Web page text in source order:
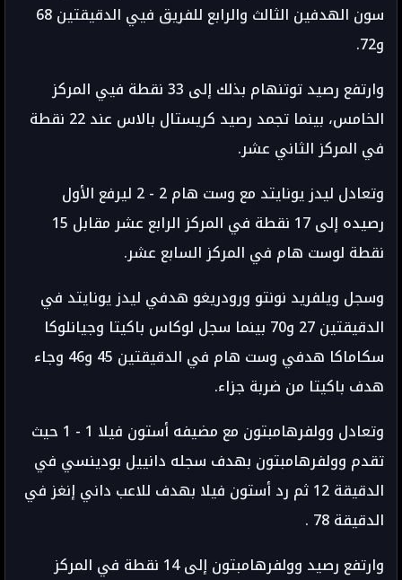
سون الهدفين الثالث والرابع للفريق فيي الدقيقتين 68
و72.
وارتفع رصيد توتنهام بذلك إلى 33 نقطة فيي المركز
الخامس، بينما تجمد رصيد كريستال بالاس عند 22 نقطة
في المركز الثاني عشر.
وتعادل ليدز يونايتد مع وست هام 2 - 2 ليرفع الأول
رصيده إلى 17 نقطة في المركز الرابع عشر مقابل 15
نقطة لوست هام في المركز السابع عشر.
وسجل ويلفريد نونتو ورودريغو هدفي ليدز يونايتد في
الدقيقتين 27 و70 بينما سجل لوكاس باكيتا وجيانلوكا
سكاماكا هدفي وست هام في الدقيقتين 45 و46 وجاء
هدف باكيتا من ضربة جزاء.
وتعادل وولفرهامبتون مع مضيفه أستون فيلا 1 - 1 حيث
تقدم وولفرهامبتون بهدف سجله دانييل بودينسي في
الدقيقة 12 ثم رد أستون فيلا بهدف للاعب داني إنغز في
الدقيقة 78 .
وارتفع رصيد وولفرهامبتون إلى 14 نقطة في المركز